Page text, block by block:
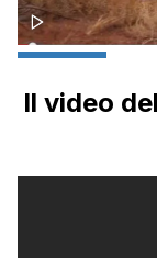
Il video